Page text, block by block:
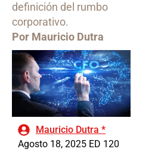
definición del rumbo
corporativo.
Por Mauricio Dutra
Mauricio Dutra *
Agosto 18, 2025 ED 120